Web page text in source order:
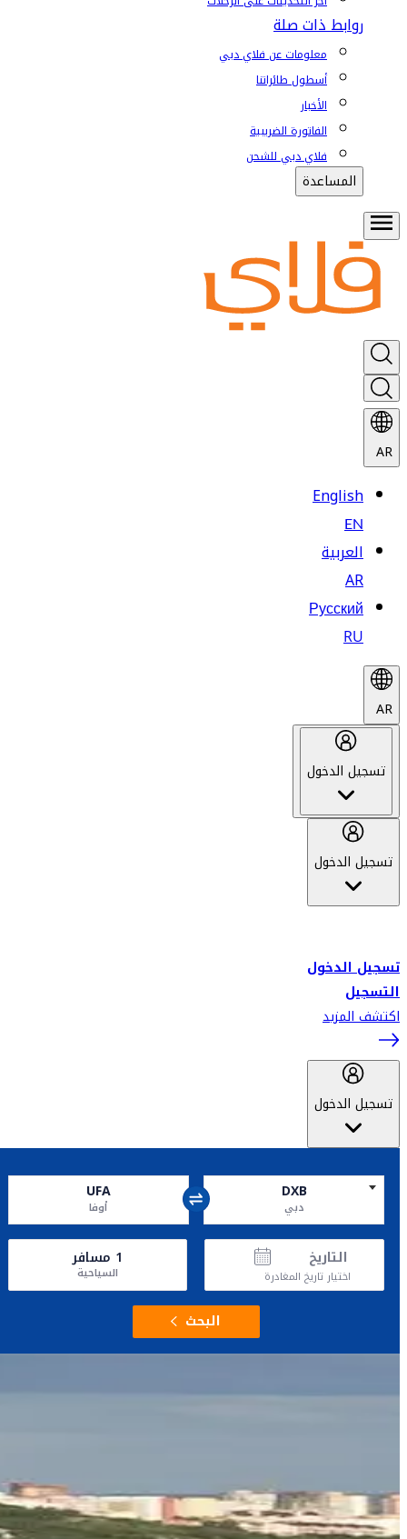
روابط ذات صلة
معلومات عن فلاي دبي
أسطول طائراتنا
الأخبار
الفاتورة الضريبية
فلاي دبي للشحن
المساعدة
AR
English
EN
العربية
AR
Русский
RU
AR
تسجيل الدخول
تسجيل الدخول
تسجيل الدخول
التسجيل
اكتشف المزيد
تسجيل الدخول
DXB
دبي
UFA
أوفا
التاريخ
اختيار تاريخ المغادرة
1 مسافر
السياحية
البحث